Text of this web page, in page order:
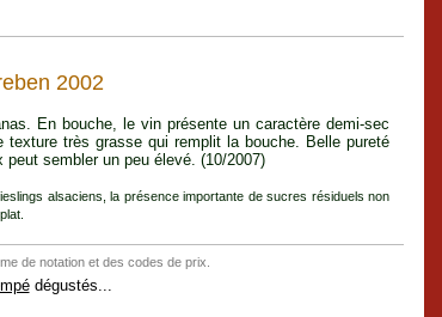
2002
En bouche, le vin présente un caractère demi-sec
très grasse qui remplit la bouche. Belle pureté
sembler un peu élevé. (10/2007)
alsaciens, la présence importante de sucres résiduels non
de notation et des codes de prix.
dégustés...